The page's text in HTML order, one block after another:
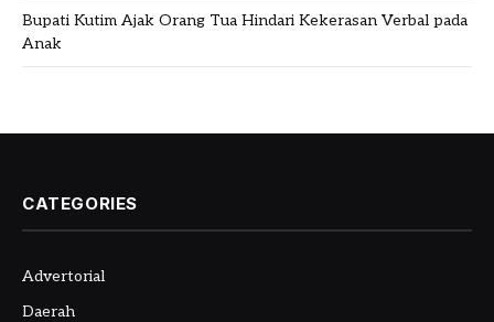
Bupati Kutim Ajak Orang Tua Hindari Kekerasan Verbal pada
Anak
CATEGORIES
Advertorial
Daerah